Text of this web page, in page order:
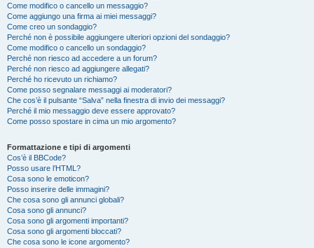
Come modifico o cancello un messaggio?
Come aggiungo una firma ai miei messaggi?
Come creo un sondaggio?
Perché non è possibile aggiungere ulteriori opzioni del sondaggio?
Come modifico o cancello un sondaggio?
Perché non riesco ad accedere a un forum?
Perché non riesco ad aggiungere allegati?
Perché ho ricevuto un richiamo?
Come posso segnalare messaggi ai moderatori?
Che cos’è il pulsante “Salva” nella finestra di invio dei messaggi?
Perché il mio messaggio deve essere approvato?
Come posso spostare in cima un mio argomento?
Formattazione e tipi di argomenti
Cos’è il BBCode?
Posso usare l’HTML?
Cosa sono le emoticon?
Posso inserire delle immagini?
Che cosa sono gli annunci globali?
Cosa sono gli annunci?
Cosa sono gli argomenti importanti?
Cosa sono gli argomenti bloccati?
Che cosa sono le icone argomento?